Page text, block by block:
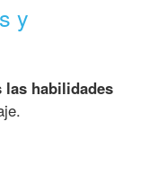
y
las habilidades